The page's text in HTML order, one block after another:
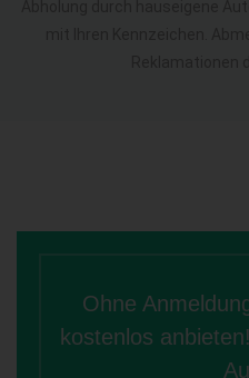
Ohne
kostenlos